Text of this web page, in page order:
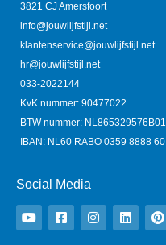
3821 CJ Amersfoort
info@jouwlijfstijl.net
klantenservice@jouwlijfstijl.net
hr@jouwlijfstijl.net
033-2022144
KvK nummer: 90477022
BTW nummer: NL865329576B01
IBAN: NL60 RABO 0359 8888 60
Social Media
o
u
t
a
c
e
n
s
t
i
n
k
i
n
t